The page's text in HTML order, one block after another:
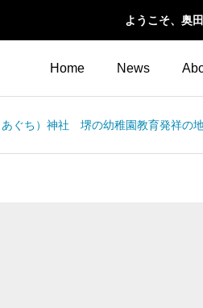
ようこそ、奥
Home News
ぐち）神社 堺の幼稚園教育発祥の